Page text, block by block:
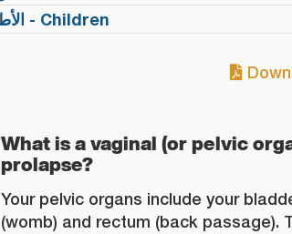
الأطفال - Children
What is a vaginal (or pelvic
prolapse?
Your pelvic organs include your
(womb) and rectum (back passage).